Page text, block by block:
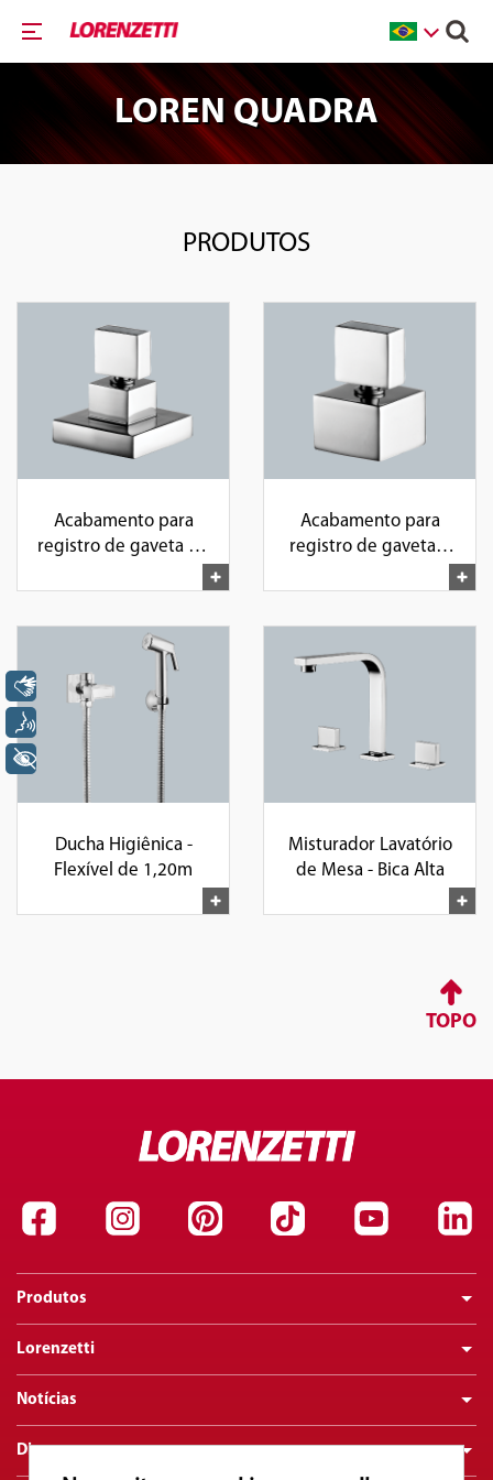
LOREN QUADRA
PRODUTOS
Acabamento para
registro de gaveta de
Acabamento para
registro de gaveta e
3/4"
Ducha Higiênica -
Flexível de 1,20m
Misturador Lavatório
de Mesa - Bica Alta
TOPO
Produtos
Lorenzetti
Notícias
Dicas
Libras
Voz
+ Acessibilidade